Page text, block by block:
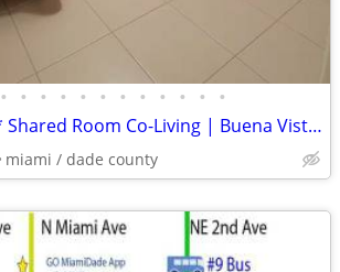
• • • • • • • • • • • •
✨ *NO DEPOSIT* Shared Room Co-Living | Buena Vista | Design District | Wynwood
miami / dade county